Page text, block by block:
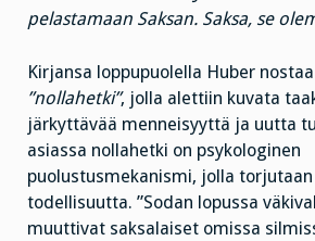
pelastamaan Saksan. Saksa, se
Kirjansa loppupuolella Huber
”nollahetki”, jolla alettiin kuvata
järkyttävää menneisyyttä ja uutta
asiassa nollahetki on psykologinen
puolustusmekanismi, jolla
todellisuutta. ”Sodan lopussa
muuttivat saksalaiset omissa